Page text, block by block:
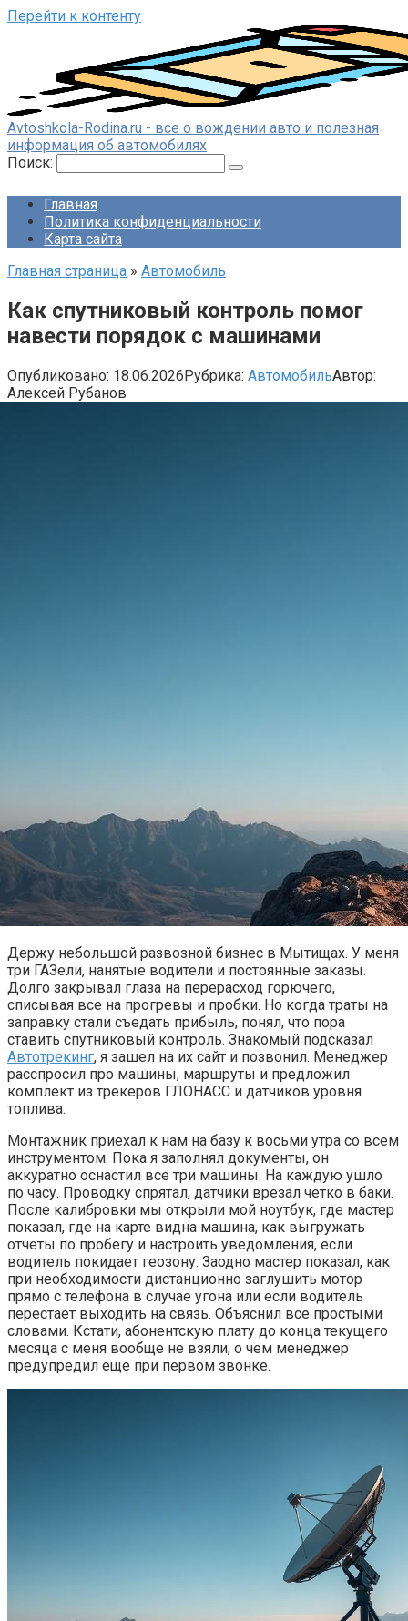
Перейти к контенту
Avtoshkola-Rodina.ru - все о вождении авто и полезная
информация об автомобилях
Поиск:
Главная
Политика конфиденциальности
Карта сайта
Главная страница » Автомобиль
Как спутниковый контроль помог
навести порядок с машинами
Опубликовано: 18.06.2026Рубрика: АвтомобильАвтор:
Алексей Рубанов
Держу небольшой развозной бизнес в Мытищах. У меня
три ГАЗели, нанятые водители и постоянные заказы.
Долго закрывал глаза на перерасход горючего,
списывая все на прогревы и пробки. Но когда траты на
заправку стали съедать прибыль, понял, что пора
ставить спутниковый контроль. Знакомый подсказал
Автотрекинг, я зашел на их сайт и позвонил. Менеджер
расспросил про машины, маршруты и предложил
комплект из трекеров ГЛОНАСС и датчиков уровня
топлива.
Монтажник приехал к нам на базу к восьми утра со всем
инструментом. Пока я заполнял документы, он
аккуратно оснастил все три машины. На каждую ушло
по часу. Проводку спрятал, датчики врезал четко в баки.
После калибровки мы открыли мой ноутбук, где мастер
показал, где на карте видна машина, как выгружать
отчеты по пробегу и настроить уведомления, если
водитель покидает геозону. Заодно мастер показал, как
при необходимости дистанционно заглушить мотор
прямо с телефона в случае угона или если водитель
перестает выходить на связь. Объяснил все простыми
словами. Кстати, абонентскую плату до конца текущего
месяца с меня вообще не взяли, о чем менеджер
предупредил еще при первом звонке.